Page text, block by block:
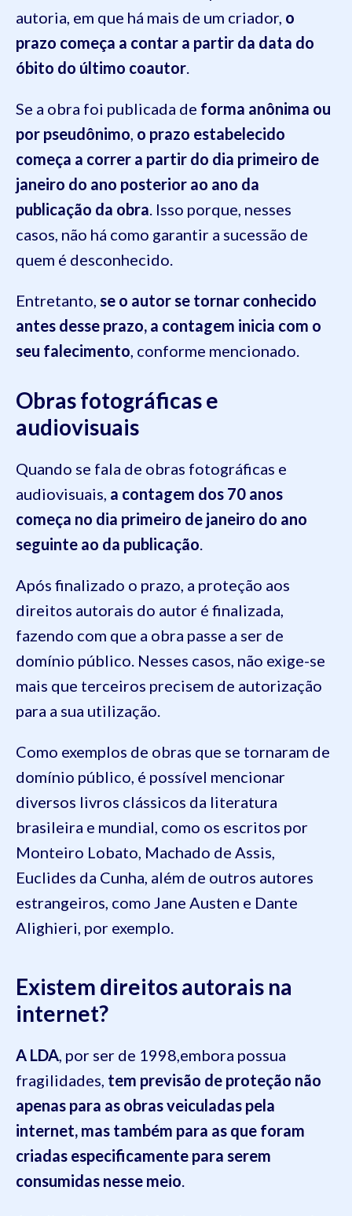
autoria, em que há mais de um criador, o
prazo começa a contar a partir da data do
óbito do último coautor.
Se a obra foi publicada de forma anônima ou
por pseudônimo, o prazo estabelecido
começa a correr a partir do dia primeiro de
janeiro do ano posterior ao ano da
publicação da obra. Isso porque, nesses
casos, não há como garantir a sucessão de
quem é desconhecido.
Entretanto, se o autor se tornar conhecido
antes desse prazo, a contagem inicia com o
seu falecimento, conforme mencionado.
Obras fotográficas e
audiovisuais
Quando se fala de obras fotográficas e
audiovisuais, a contagem dos 70 anos
começa no dia primeiro de janeiro do ano
seguinte ao da publicação.
Após finalizado o prazo, a proteção aos
direitos autorais do autor é finalizada,
fazendo com que a obra passe a ser de
domínio público. Nesses casos, não exige-se
mais que terceiros precisem de autorização
para a sua utilização.
Como exemplos de obras que se tornaram de
domínio público, é possível mencionar
diversos livros clássicos da literatura
brasileira e mundial, como os escritos por
Monteiro Lobato, Machado de Assis,
Euclides da Cunha, além de outros autores
estrangeiros, como Jane Austen e Dante
Alighieri, por exemplo.
Existem direitos autorais na
internet?
A LDA, por ser de 1998,embora possua
fragilidades, tem previsão de proteção não
apenas para as obras veiculadas pela
internet, mas também para as que foram
criadas especificamente para serem
consumidas nesse meio.